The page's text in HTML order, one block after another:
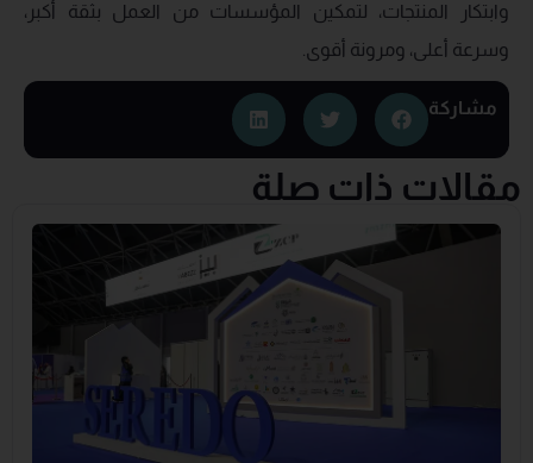
وابتكار المنتجات، لتمكين المؤسسات من العمل بثقة أكبر،
وسرعة أعلى، ومرونة أقوى.
مشاركة
مقالات ذات صلة